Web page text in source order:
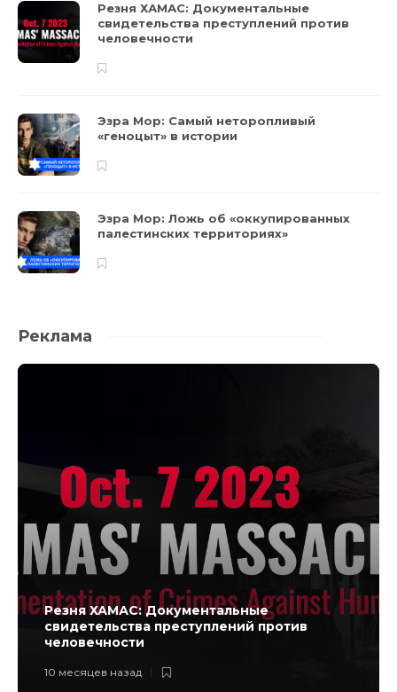
Резня ХАМАС: Документальные
свидетельства преступлений против
человечности
Эзра Мор: Самый неторопливый
«геноцыт» в истории
Эзра Мор: Ложь об «оккупированных
палестинских территориях»
Реклама
Резня ХАМАС: Документальные
свидетельства преступлений против
человечности
10 месяцев назад